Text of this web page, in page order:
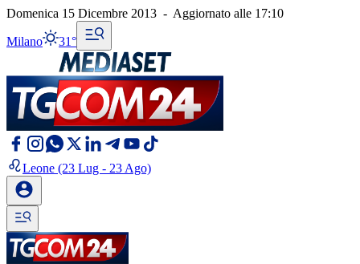
Domenica 15 Dicembre 2013 - Aggiornato alle 17:10
Milano 31°
Leone (23 Lug - 23 Ago)